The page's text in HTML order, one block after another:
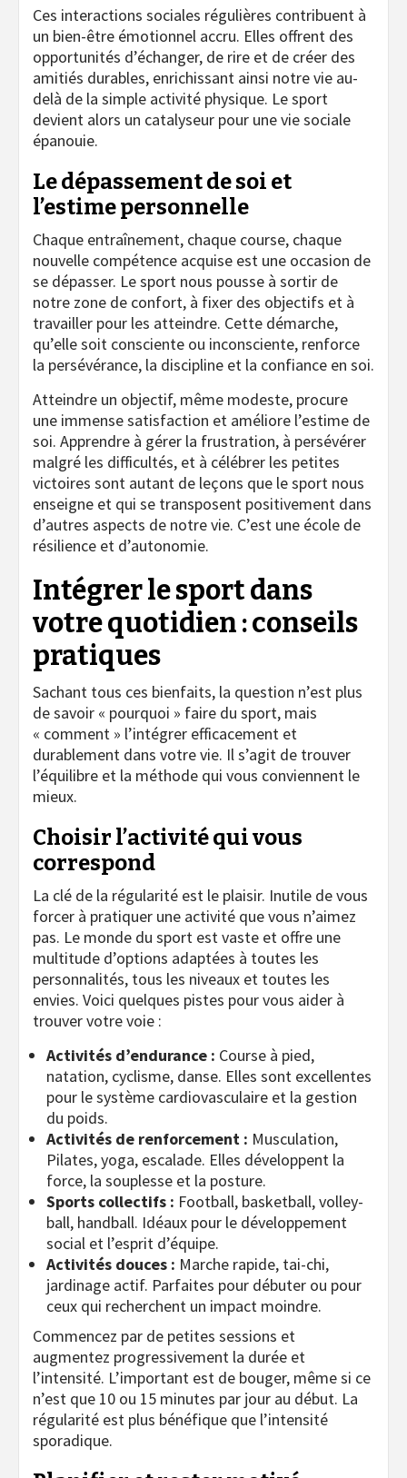
Ces interactions sociales régulières contribuent à
un bien-être émotionnel accru. Elles offrent des
opportunités d’échanger, de rire et de créer des
amitiés durables, enrichissant ainsi notre vie au-
delà de la simple activité physique. Le sport
devient alors un catalyseur pour une vie sociale
épanouie.
Le dépassement de soi et
l’estime personnelle
Chaque entraînement, chaque course, chaque
nouvelle compétence acquise est une occasion de
se dépasser. Le sport nous pousse à sortir de
notre zone de confort, à fixer des objectifs et à
travailler pour les atteindre. Cette démarche,
qu’elle soit consciente ou inconsciente, renforce
la persévérance, la discipline et la confiance en soi.
Atteindre un objectif, même modeste, procure
une immense satisfaction et améliore l’estime de
soi. Apprendre à gérer la frustration, à persévérer
malgré les difficultés, et à célébrer les petites
victoires sont autant de leçons que le sport nous
enseigne et qui se transposent positivement dans
d’autres aspects de notre vie. C’est une école de
résilience et d’autonomie.
Intégrer le sport dans
votre quotidien : conseils
pratiques
Sachant tous ces bienfaits, la question n’est plus
de savoir « pourquoi » faire du sport, mais
« comment » l’intégrer efficacement et
durablement dans votre vie. Il s’agit de trouver
l’équilibre et la méthode qui vous conviennent le
mieux.
Choisir l’activité qui vous
correspond
La clé de la régularité est le plaisir. Inutile de vous
forcer à pratiquer une activité que vous n’aimez
pas. Le monde du sport est vaste et offre une
multitude d’options adaptées à toutes les
personnalités, tous les niveaux et toutes les
envies. Voici quelques pistes pour vous aider à
trouver votre voie :
Activités d’endurance : Course à pied,
natation, cyclisme, danse. Elles sont excellentes
pour le système cardiovasculaire et la gestion
du poids.
Activités de renforcement : Musculation,
Pilates, yoga, escalade. Elles développent la
force, la souplesse et la posture.
Sports collectifs : Football, basketball, volley-
ball, handball. Idéaux pour le développement
social et l’esprit d’équipe.
Activités douces : Marche rapide, tai-chi,
jardinage actif. Parfaites pour débuter ou pour
ceux qui recherchent un impact moindre.
Commencez par de petites sessions et
augmentez progressivement la durée et
l’intensité. L’important est de bouger, même si ce
n’est que 10 ou 15 minutes par jour au début. La
régularité est plus bénéfique que l’intensité
sporadique.